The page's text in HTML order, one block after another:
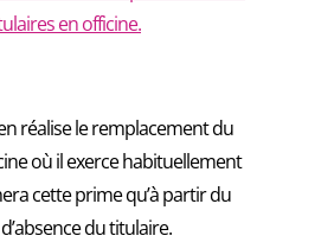
en officine.
réalise le remplacement du
où il exerce habituellement
cette prime qu’à partir du
du titulaire.